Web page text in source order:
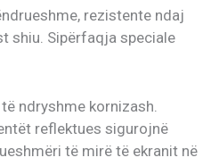
rezistente ndaj
shiu. Sipërfaqja speciale
ndryshme kornizash.
reflektues sigurojnë
të mirë të ekranit në